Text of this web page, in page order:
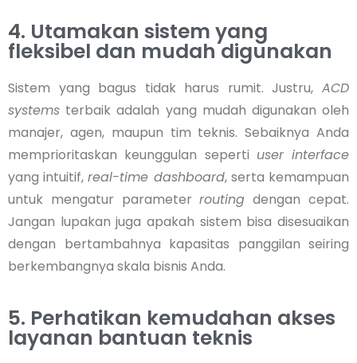
4. Utamakan sistem yang
fleksibel dan mudah digunakan
Sistem yang bagus tidak harus rumit. Justru, ACD
systems terbaik adalah yang mudah digunakan oleh
manajer, agen, maupun tim teknis. Sebaiknya Anda
memprioritaskan keunggulan seperti user interface
yang intuitif,real-time dashboard, serta kemampuan
untuk mengatur parameterrouting dengan cepat.
Jangan lupakan juga apakah sistem bisa disesuaikan
dengan bertambahnya kapasitas panggilan seiring
berkembangnya skala bisnis Anda.
5. Perhatikan kemudahan akses
layanan bantuan teknis